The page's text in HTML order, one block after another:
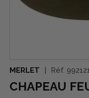
MERLET Réf.
CHAPEAU